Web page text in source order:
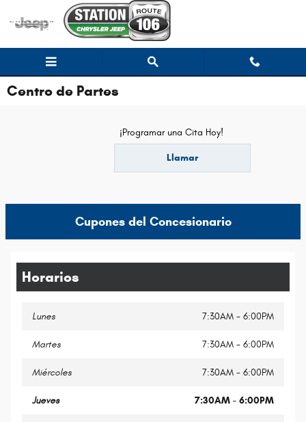
Saltar al contenido principal
Centro de Partes
¡Programar una Cita Hoy!
Llamar
Cupones del Concesionario
Horarios
Lunes 7:30AM - 6:00PM
Martes 7:30AM - 6:00PM
Miércoles 7:30AM - 6:00PM
Jueves 7:30AM - 6:00PM